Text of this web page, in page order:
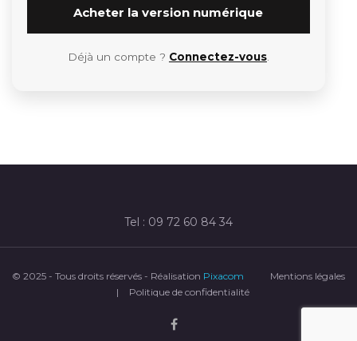
Acheter la version numérique
Déjà un compte ? Connectez-vous.
Tel : 09 72 60 84 34
© 2025 - Tous droits réservés - Réalisation Pixacom
Mentions légales
|
Politique de confidentialité